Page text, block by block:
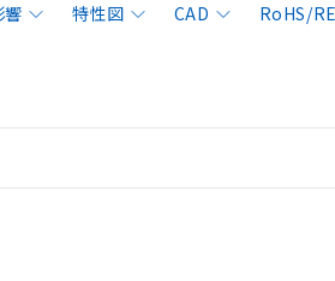
響 特性図 CAD
RoHS/